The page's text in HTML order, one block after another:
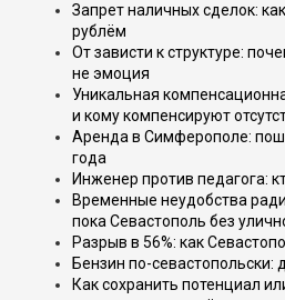
Запрет наличных сделок:
рублём
От зависти к структуре:
не эмоция
Уникальная
и кому компенсируют
Аренда в Симферополе:
года
Инженер против педагога:
Временные неудобства
пока Севастополь без
Разрыв в 56%: как
Бензин по-
Как сохранить потенциал